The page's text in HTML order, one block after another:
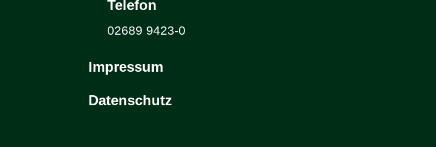
Telefon
02689 9423-0
Impressum
Datenschutz